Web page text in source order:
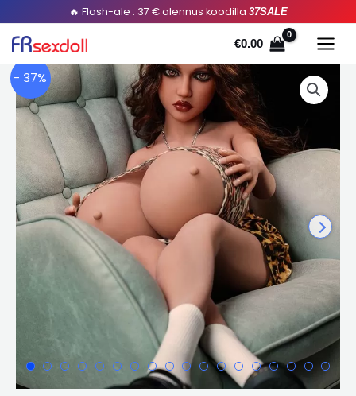
🔥 Flash-ale : 37 € alennus koodilla 37SALE
€0.00
- 37%